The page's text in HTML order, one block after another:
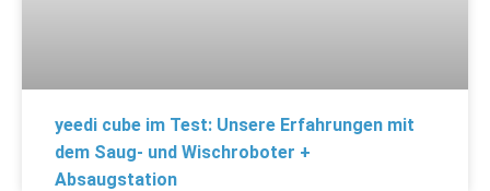
yeedi cube im Test: Unsere Erfahrungen mit
dem Saug- und Wischroboter +
Absaugstation